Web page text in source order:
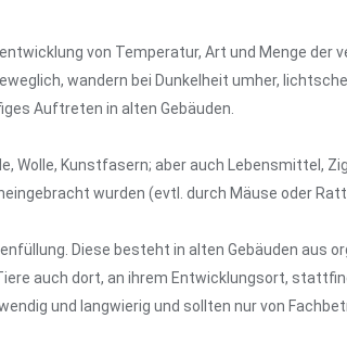
von Temperatur, Art und Menge der
wandern bei Dunkelheit umher,
Auftreten in alten Gebäuden.
Kunstfasern; aber auch Lebensmittel,
wurden (evtl. durch Mäuse oder
Diese besteht in alten Gebäuden aus
auch dort, an ihrem Entwicklungsort,
und langwierig und sollten nur von